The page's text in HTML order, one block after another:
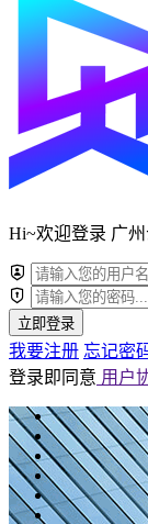
Hi~欢迎登录 广
立即登录
我要注册 忘记密
登录即同意 用户